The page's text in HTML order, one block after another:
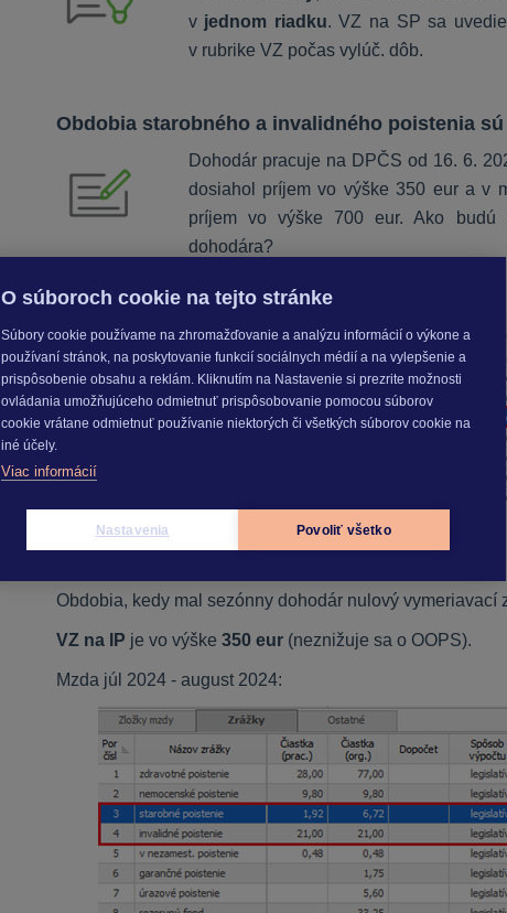
v jednom riadku. VZ na SP sa
v rubrike VZ počas vylúč. dôb.
Obdobia starobného a invalidného poistenia
Dohodár pracuje na DPČS od 16. 6.
dosiahol príjem vo výške 350 eur a v
príjem vo výške 700 eur. Ako
dohodára?
Mzda jún 2024:
Obdobia, kedy mal sezónny dohodár nulový vymeriavací
VZ na IP je vo výške 350 eur (neznižuje sa o OOPS).
Mzda júl 2024 - august 2024:
O súboroch cookie na tejto stránke
Súbory cookie používame na zhromažďovanie a analýzu informácií o výkone a
používaní stránok, na poskytovanie funkcií sociálnych médií a na vylepšenie a
prispôsobenie obsahu a reklám. Kliknutím na Nastavenie si prezrite možnosti
ovládania umožňujúceho odmietnuť prispôsobovanie pomocou súborov
cookie vrátane odmietnuť používanie niektorých či všetkých súborov cookie na
iné účely.
Viac informácií
Nastavenia Povoliť všetko